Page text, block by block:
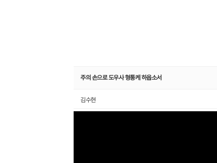
주의 손으로 도우사 형통케 하옵소서
김수현